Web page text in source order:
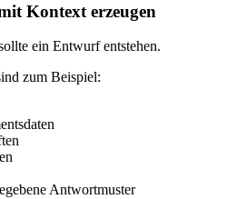
Kontext erzeugen
ein Entwurf entstehen.
zum Beispiel:
Antwortmuster